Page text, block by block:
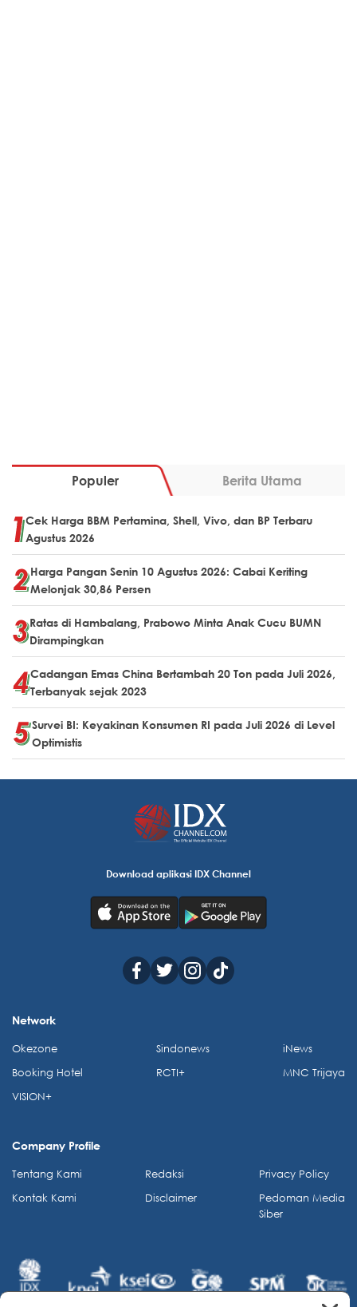
Populer Berita Utama
Cek Harga BBM Pertamina, Shell, Vivo, dan BP Terbaru
Agustus 2026
Harga Pangan Senin 10 Agustus 2026: Cabai Keriting
Melonjak 30,86 Persen
Ratas di Hambalang, Prabowo Minta Anak Cucu BUMN
Dirampingkan
Cadangan Emas China Bertambah 20 Ton pada Juli 2026,
Terbanyak sejak 2023
Survei BI: Keyakinan Konsumen RI pada Juli 2026 di Level
Optimistis
Download aplikasi IDX Channel
Network
Okezone
Booking Hotel
VISION+
Sindonews
RCTI+
iNews
MNC Trijaya
Company Profile
Tentang Kami
Kontak Kami
Redaksi
Disclaimer
Privacy Policy
Pedoman Media
Siber